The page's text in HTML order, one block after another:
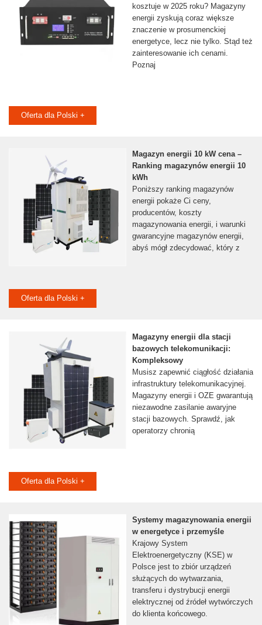
kosztuje w 2025 roku? Magazyny
energii zyskują coraz większe
znaczenie w prosumenckiej
energetyce, lecz nie tylko. Stąd też
zainteresowanie ich cenami.
Poznaj
Oferta dla Polski +
Magazyn energii 10 kW cena –
Ranking magazynów energii 10
kWh
Poniższy ranking magazynów
energii pokaże Ci ceny,
producentów, koszty
magazynowania energii, i warunki
gwarancyjne magazynów energii,
abyś mógł zdecydować, który z
Oferta dla Polski +
Magazyny energii dla stacji
bazowych telekomunikacji:
Kompleksowy
Musisz zapewnić ciągłość działania
infrastruktury telekomunikacyjnej.
Magazyny energii i OZE gwarantują
niezawodne zasilanie awaryjne
stacji bazowych. Sprawdź, jak
operatorzy chronią
Oferta dla Polski +
Systemy magazynowania energii
w energetyce i przemyśle
Krajowy System
Elektroenergetyczny (KSE) w
Polsce jest to zbiór urządzeń
służących do wytwarzania,
transferu i dystrybucji energii
elektrycznej od źródeł wytwórczych
do klienta końcowego.